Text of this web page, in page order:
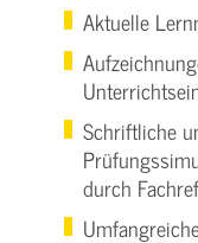
Aktuelle
Schriftliche
durch